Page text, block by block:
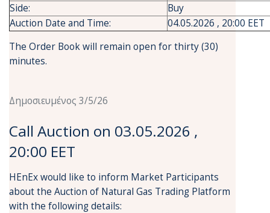
Side:
Buy
Auction Date and Time:
04.05.2026 , 20:00 EET
The Order Book will remain open for thirty (30)
minutes.
Δημοσιευμένος 3/5/26
Call Auction on 03.05.2026 ,
20:00 EET
HEnEx would like to inform Market Participants
about the Auction of Natural Gas Trading Platform
with the following details: